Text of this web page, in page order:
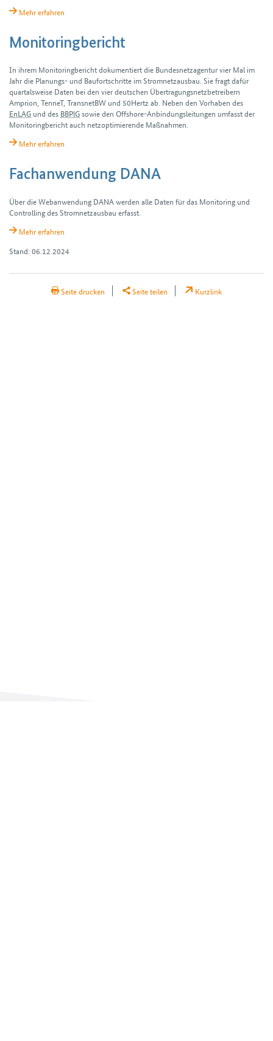
Mehr erfahren
Monitoringbericht
In ihrem Monitoring­bericht dokumentiert die Bundes­netz­agentur vier Mal im
Jahr die Planungs- und Bau­fortschritte im Stromnetz­ausbau. Sie fragt dafür
quartals­weise Daten bei den vier deutschen Über­tragungs­netz­betreibern
Amprion, TenneT, TransnetBW und 50Hertz ab. Neben den Vorhaben des
EnLAG und des BBPlGsowie den Offshore-Anbindungs­leitungen umfasst der
Monitoring­bericht auch netz­optimierende Maß­nahmen.
Mehr erfahren
Fachanwendung DANA
Über die Webanwendung DANA werden alle Daten für das Monitoring und
Controlling des Stromnetzausbau erfasst.
Mehr erfahren
Stand: 06.12.2024
Seite drucken Seite teilen Kurzlink